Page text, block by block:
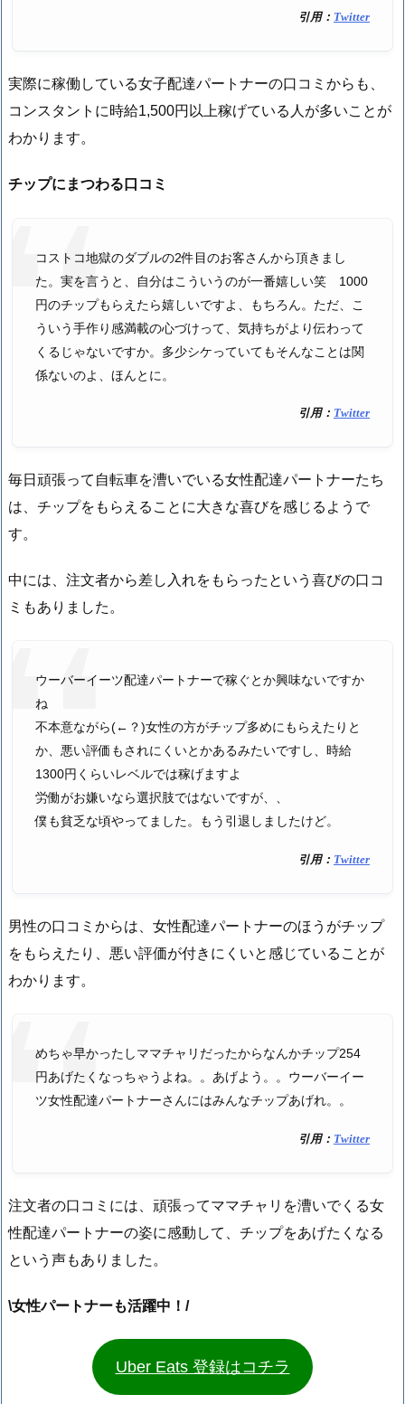
引用： Twitter
実際に稼働している女子配達パートナーの口コミからも、
コンスタントに時給1,500円以上稼げている人が多いことが
わかります。
チップにまつわる口コミ
コストコ地獄のダブルの2件目のお客さんから頂きまし
た。実を言うと、自分はこういうのが一番嬉しい笑 1000
円のチップもらえたら嬉しいですよ、もちろん。ただ、こ
ういう手作り感満載の心づけって、気持ちがより伝わって
くるじゃないですか。多少シケっていてもそんなことは関
係ないのよ、ほんとに。
引用： Twitter
毎日頑張って自転車を漕いでいる女性配達パートナーたち
は、チップをもらえることに大きな喜びを感じるようで
す。
中には、注文者から差し入れをもらったという喜びの口コ
ミもありました。
ウーバーイーツ配達パートナーで稼ぐとか興味ないですか
ね
不本意ながら(←？)女性の方がチップ多めにもらえたりと
か、悪い評価もされにくいとかあるみたいですし、時給
1300円くらいレベルでは稼げますよ
労働がお嫌いなら選択肢ではないですが、、
僕も貧乏な頃やってました。もう引退しましたけど。
引用： Twitter
男性の口コミからは、女性配達パートナーのほうがチップ
をもらえたり、悪い評価が付きにくいと感じていることが
わかります。
めちゃ早かったしママチャリだったからなんかチップ254
円あげたくなっちゃうよね。。あげよう。。ウーバーイー
ツ女性配達パートナーさんにはみんなチップあげれ。。
引用： Twitter
注文者の口コミには、頑張ってママチャリを漕いでくる女
性配達パートナーの姿に感動して、チップをあげたくなる
という声もありました。
\女性パートナーも活躍中！/
Uber Eats 登録はコチラ